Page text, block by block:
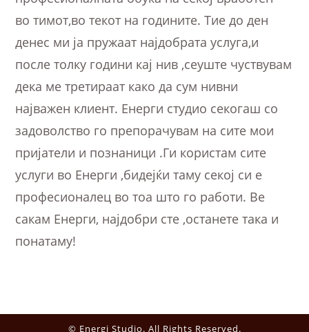
во тимот,во текот на годините. Тие до ден
денес ми ја пружаат најдобрата услуга,и
после толку години кај нив ,сеуште чуствувам
дека ме третираат како да сум нивни
најважен клиент. Енерги студио секогаш со
задоволство го препорачувам на сите мои
пријатели и познаници .Ги користам сите
услуги во Енерги ,бидејќи таму секој си е
професионалец во тоа што го работи. Ве
сакам Енерги, најдобри сте ,останете така и
понатаму!
© Energi Studio. All Rights Reserved.